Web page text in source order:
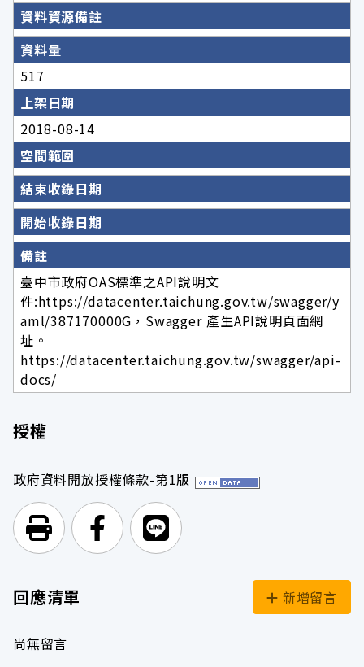
資料資源備註
資料量
517
上架日期
2018-08-14
空間範圍
結束收錄日期
開始收錄日期
備註
臺中市政府OAS標準之API說明文
件:https://datacenter.taichung.gov.tw/swagger/y
aml/387170000G，Swagger 產生API說明頁面網
址。
https://datacenter.taichung.gov.tw/swagger/api-
docs/
授權
政府資料開放授權條款-第1版
列印頁面前往Facebook
前往Line
回應清單 新增留言
尚無留言